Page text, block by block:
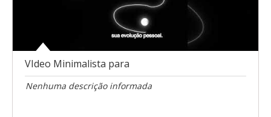
VIdeo Minimalista para
Nenhuma descrição informada